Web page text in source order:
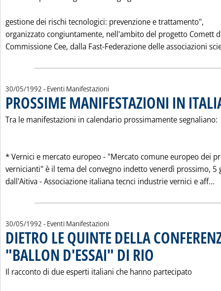
gestione dei rischi tecnologici: prevenzione e trattamento",
organizzato congiuntamente, nell'ambito del progetto Comett
Commissione Cee, dalla Fast-Federazione delle associazioni
30/05/1992 - Eventi Manifestazioni
PROSSIME MANIFESTAZIONI IN
Tra le manifestazioni in calendario prossimamente segnaliano:
* Vernici e mercato europeo - "Mercato comune europeo dei
vernicianti" è il tema del convegno indetto venerdì prossimo, 5
dall'Aitiva - Associazione italiana tecnci industrie vernici e aff...
30/05/1992 - Eventi Manifestazioni
DIETRO LE QUINTE DELLA
"BALLON D'ESSAI" DI RIO
Il racconto di due esperti italiani che hanno partecipato